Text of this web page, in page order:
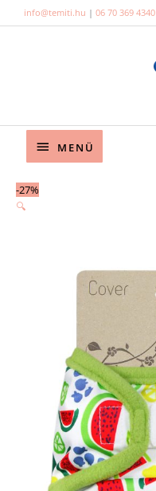
to
info@temiti.hu | 06 70 369 4340
Below
MENÜ
-27%
🔍